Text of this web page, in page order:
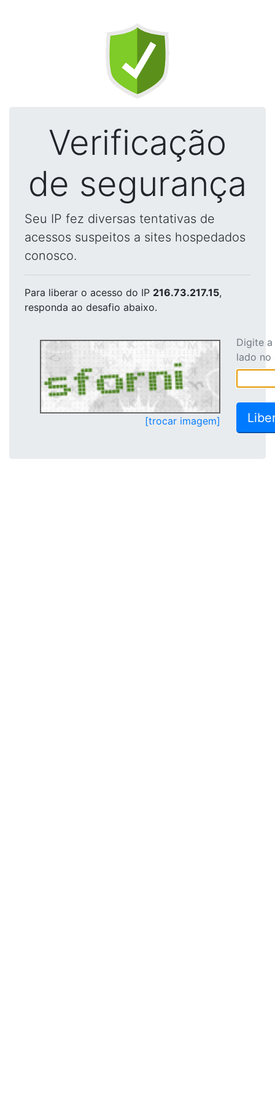
Verificação
de segurança
Seu IP fez diversas tentativas de
acessos suspeitos a sites hospedados
conosco.
Para liberar o acesso do IP 216.73.217.15,
responda ao desafio abaixo.
[trocar imagem]
Digite
lado no